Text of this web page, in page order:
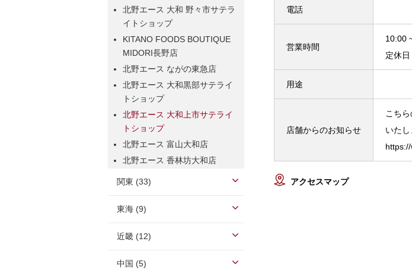
北野エース 大和 野々市サテラ
イトショップ
KITANO FOODS BOUTIQUE
MIDORI長野店
北野エース ながの東急店
北野エース 大和黒部サテライ
トショップ
北野エース 大和上市サテライ
トショップ
北野エース 富山大和店
北野エース 香林坊大和店
関東 (33)
東海 (9)
近畿 (12)
中国 (5)
電話
営業時間
10:00
定休日
用途
店舗からのお知らせ
こち
いたし
アクセスマップ